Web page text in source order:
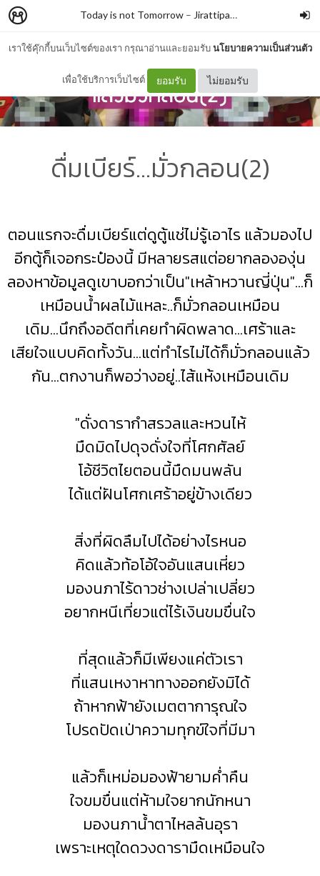
เราใช้คุ๊กกี้บนเว็บไซต์ของเรา กรุณาอ่านและยอมรับนโยบายความเป็นส่วนตัว
เพื่อใช้บริการเว็บไซต์ ยอมรับ ไม่ยอมรับ
Today is not Tomorrow – Jirattipat Tengamnuay
ดื่มเบียร์...มั่วกลอน(2)
ตอนแรกจะดื่มเบียร์แต่ดูตู้แช่ไม่รู้เอาไร แล้วมองไป
อีกตู้ก็เจอกระป๋องนี้ มีหลายรสแต่อยากลององุ่น
ลองหาข้อมูลดูเขาบอกว่าเป็น"เหล้าหวานญี่ปุ่น"...ก็
เหมือนน้ำผลไม้แหละ..ก็มั่วกลอนเหมือน
เดิม...นึกถึงอดีตที่เคยทำผิดพลาด...เศร้าและ
เสียใจแบบคิดทั้งวัน...แต่ทำไรไม่ได้ก็มั่วกลอนแล้ว
กัน...ตกงานก็พอว่างอยู่..ไส้แห้งเหมือนเดิม
"ดั่งดารากำสรวลและหวนไห้
มืดมิดไปดุจดั่งใจที่โศกศัลย์
โอ้ชีวิตไยตอนนี้มืดมนพลัน
ได้แต่ฝันโศกเศร้าอยู่ข้างเดียว
สิ่งที่ผิดลืมไปได้อย่างไรหนอ
คิดแล้วท้อโอ้ใจอันแสนเหี่ยว
มองนภาไร้ดาวช่างเปล่าเปลี่ยว
อยากหนีเที่ยวแต่ไร้เงินขมขื่นใจ
ที่สุดแล้วก็มีเพียงแค่ตัวเรา
ที่แสนเหงาหาทางออกยังมิได้
ถ้าหากฟ้ายังเมตตาการุณใจ
โปรดปัดเป่าความทุกข์ใจที่มีมา
แล้วก็เหม่อมองฟ้ายามค่ำคืน
ใจขมขื่นแต่ห้ามใจยากนักหนา
มองนภาน้ำตาไหลล้นอุรา
เพราะเหตุใดดวงดารามืดเหมือนใจ